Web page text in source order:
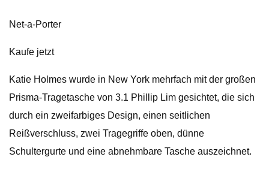
Net-a-Porter
Kaufe jetzt
Katie Holmes wurde in New York mehrfach mit der großen
Prisma-Tragetasche von 3.1 Phillip Lim gesichtet, die sich
durch ein zweifarbiges Design, einen seitlichen
Reißverschluss, zwei Tragegriffe oben, dünne
Schultergurte und eine abnehmbare Tasche auszeichnet.